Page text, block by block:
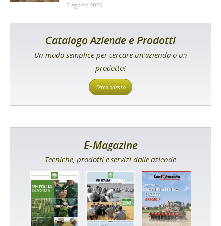
3 Agosto 2026
Catalogo Aziende e Prodotti
Un modo semplice per cercare un’azienda o un
prodotto!
Cerca adesso
E-Magazine
Tecniche, prodotti e servizi dalle aziende